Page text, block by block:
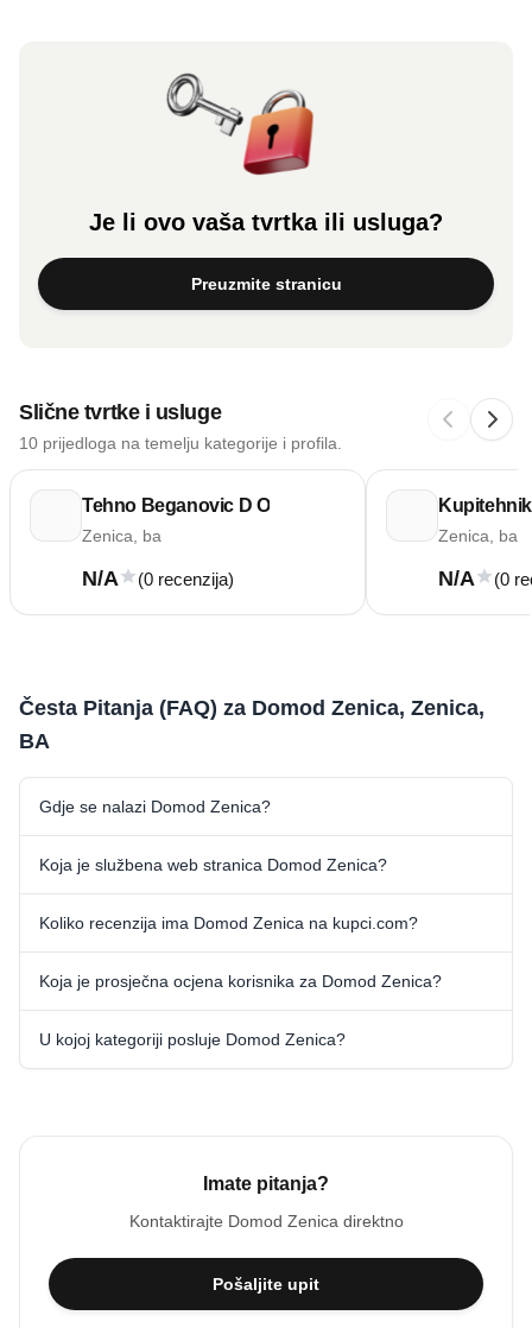
Je li ovo vaša tvrtka ili usluga?
Preuzmite stranicu
Slične tvrtke i usluge
10 prijedloga na temelju kategorije i profila.
Tehno Beganovic D O
Zenica, ba
N/A (0 recenzija)
Zenica, ba
N/A (0
Česta Pitanja (FAQ) za Domod Zenica, Zenica,
BA
Gdje se nalazi Domod Zenica?
Koja je službena web stranica Domod Zenica?
Koliko recenzija ima Domod Zenica na kupci.com?
Koja je prosječna ocjena korisnika za Domod Zenica?
U kojoj kategoriji posluje Domod Zenica?
Imate pitanja?
Kontaktirajte Domod Zenicadirektno
Pošaljite upit